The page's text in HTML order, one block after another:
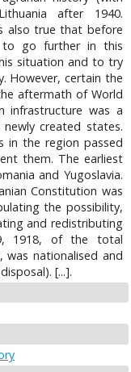
after 1940.
also true that before
to go further in this
situation and to try
However, certain the
aftermath of World
infrastructure was a
created states.
in the region passed
them. The earliest
and Yugoslavia.
Constitution was
the possibility,
and redistributing
1918, of the total
was nationalised and
[...].